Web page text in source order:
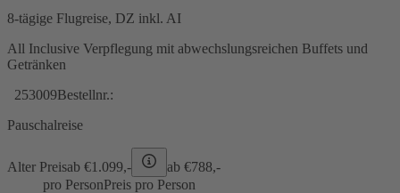
8-tägige Flugreise, DZ inkl. AI
All Inclusive Verpflegung mit abwechslungsreichen Buffets und
Getränken
253009Bestellnr.:
Pauschalreise
Alter Preisab €1.099,- ab €788,-
pro PersonPreis pro Person